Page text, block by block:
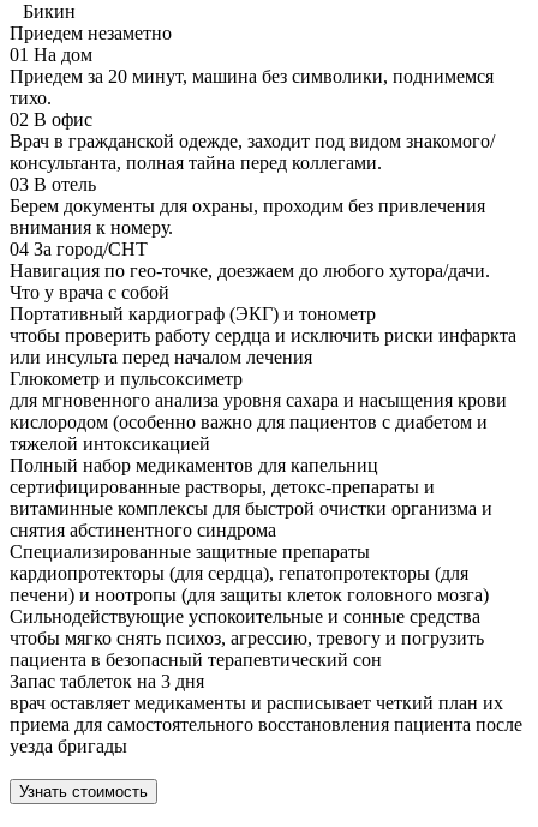
Бикин
Приедем незаметно
01 На дом
Приедем за 20 минут, машина без символики, поднимемся
тихо.
02 В офис
Врач в гражданской одежде, заходит под видом знакомого/
консультанта, полная тайна перед коллегами.
03 В отель
Берем документы для охраны, проходим без привлечения
внимания к номеру.
04 За город/СНТ
Навигация по гео-точке, доезжаем до любого хутора/дачи.
Что у врача с собой
Портативный кардиограф (ЭКГ) и тонометр
чтобы проверить работу сердца и исключить риски инфаркта
или инсульта перед началом лечения
Глюкометр и пульсоксиметр
для мгновенного анализа уровня сахара и насыщения крови
кислородом (особенно важно для пациентов с диабетом и
тяжелой интоксикацией
Полный набор медикаментов для капельниц
сертифицированные растворы, детокс-препараты и
витаминные комплексы для быстрой очистки организма и
снятия абстинентного синдрома
Специализированные защитные препараты
кардиопротекторы (для сердца), гепатопротекторы (для
печени) и ноотропы (для защиты клеток головного мозга)
Сильнодействующие успокоительные и сонные средства
чтобы мягко снять психоз, агрессию, тревогу и погрузить
пациента в безопасный терапевтический сон
Запас таблеток на 3 дня
врач оставляет медикаменты и расписывает четкий план их
приема для самостоятельного восстановления пациента после
уезда бригады
Узнать стоимость